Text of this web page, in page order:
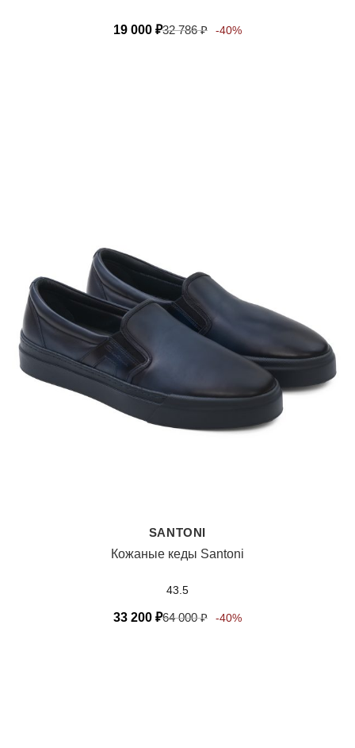
19 000 ₽32 786₽ -40%
SANTONI
Кожаные кеды Santoni
43.5
33 200 ₽64 000₽ -40%